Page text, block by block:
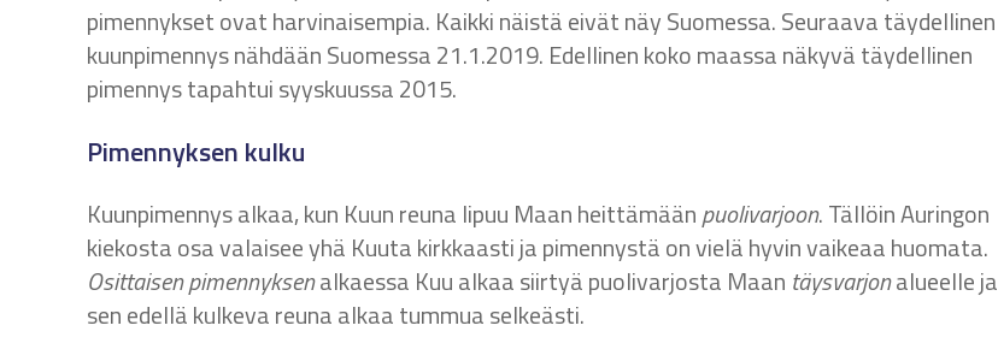
pimennykset ovat harvinaisempia. Kaikki näistä eivät näy Suomessa. Seuraava täydellinen
kuunpimennys nähdään Suomessa 21.1.2019. Edellinen koko maassa näkyvä täydellinen
pimennys tapahtui syyskuussa 2015.
Pimennyksen kulku
Kuunpimennys alkaa, kun Kuun reuna lipuu Maan heittämäänpuolivarjoon. Tällöin Auringon
kiekosta osa valaisee yhä Kuuta kirkkaasti ja pimennystä on vielä hyvin vaikeaa huomata.
Osittaisen pimennyksenalkaessa Kuu alkaa siirtyä puolivarjosta Maan täysvarjonalueelle ja
sen edellä kulkeva reuna alkaa tummua selkeästi.